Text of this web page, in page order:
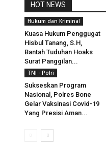
HOT NEWS
Hukum dan Kriminal
Kuasa Hukum Penggugat
Hisbul Tanang, S.H,
Bantah Tuduhan Hoaks
Surat Panggilan...
TNI - Polri
Sukseskan Program
Nasional, Polres Bone
Gelar Vaksinasi Covid-19
Yang Presisi Aman...